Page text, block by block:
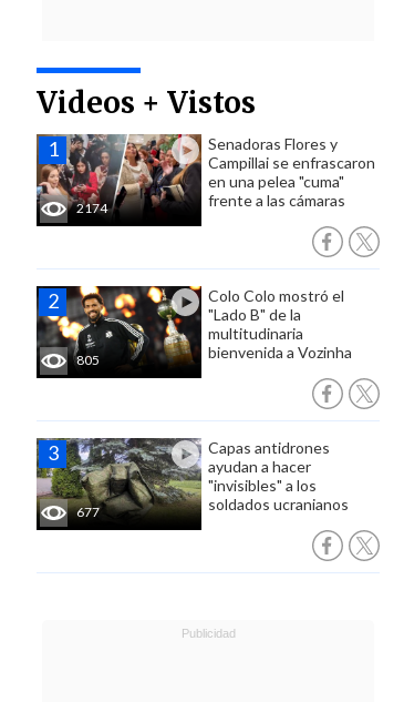
Videos + Vistos
2174
Senadoras Flores y
Campillai se enfrascaron
en una pelea "cuma"
frente a las cámaras
805
Colo Colo mostró el
"Lado B" de la
multitudinaria
bienvenida a Vozinha
677
Capas antidrones
ayudan a hacer
"invisibles" a los
soldados ucranianos